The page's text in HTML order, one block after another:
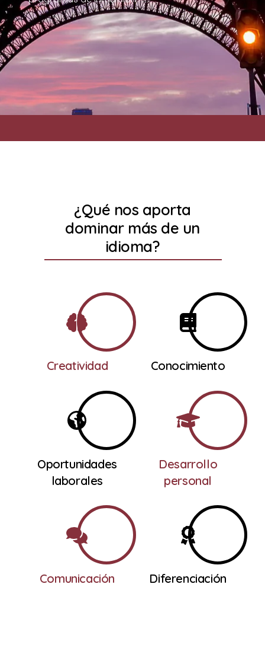
¿Qué nos aporta
dominar más de un
idioma?
Creatividad
Oportunidades
laborales
Comunicación
Conocimiento
Desarrollo
personal
Diferenciación